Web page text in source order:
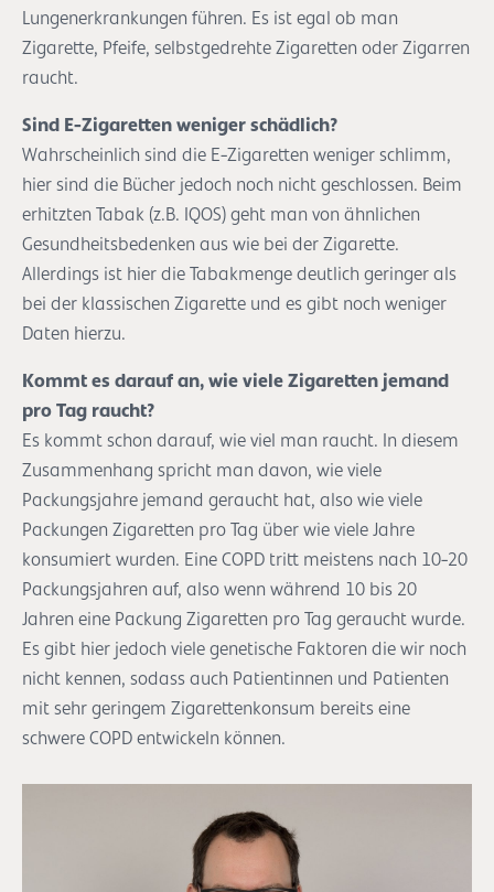
Lungenerkrankungen führen. Es ist egal ob man
Zigarette, Pfeife, selbstgedrehte Zigaretten oder Zigarren
raucht.
Sind E-Zigaretten weniger schädlich?
Wahrscheinlich sind die E-Zigaretten weniger schlimm,
hier sind die Bücher jedoch noch nicht geschlossen. Beim
erhitzten Tabak (z.B. IQOS) geht man von ähnlichen
Gesundheitsbedenken aus wie bei der Zigarette.
Allerdings ist hier die Tabakmenge deutlich geringer als
bei der klassischen Zigarette und es gibt noch weniger
Daten hierzu.
Kommt es darauf an, wie viele Zigaretten jemand
pro Tag raucht?
Es kommt schon darauf, wie viel man raucht. In diesem
Zusammenhang spricht man davon, wie viele
Packungsjahre jemand geraucht hat, also wie viele
Packungen Zigaretten pro Tag über wie viele Jahre
konsumiert wurden. Eine COPD tritt meistens nach 10-20
Packungsjahren auf, also wenn während 10 bis 20
Jahren eine Packung Zigaretten pro Tag geraucht wurde.
Es gibt hier jedoch viele genetische Faktoren die wir noch
nicht kennen, sodass auch Patientinnen und Patienten
mit sehr geringem Zigarettenkonsum bereits eine
schwere COPD entwickeln können.